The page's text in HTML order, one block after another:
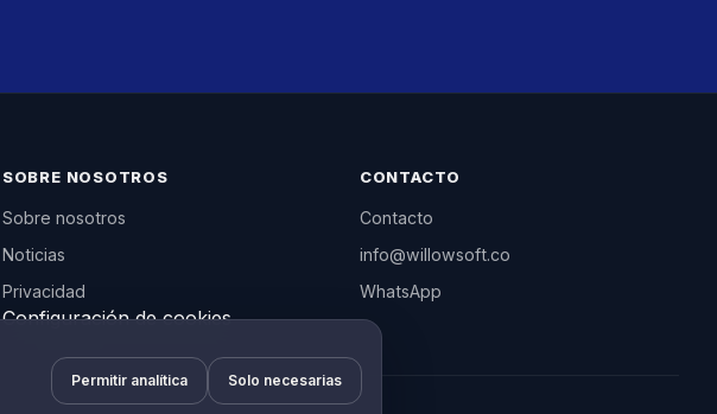
SOBRE NOSOTROS
Sobre nosotros
Noticias
Privacidad
Configuración de cookies
CONTACTO
Contacto
info@willowsoft.co
WhatsApp
Permitir analítica Solo necesarias